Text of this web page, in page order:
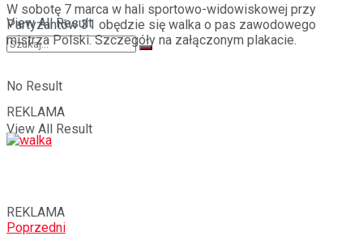
View All Result
No Result
View All Result
W sobotę 7 marca w hali sportowo-widowiskowej przy
Partyzantów 31 obędzie się walka o pas zawodowego
mistrza Polski. Szczegóły na załączonym plakacie.
REKLAMA
REKLAMA
Poprzedni